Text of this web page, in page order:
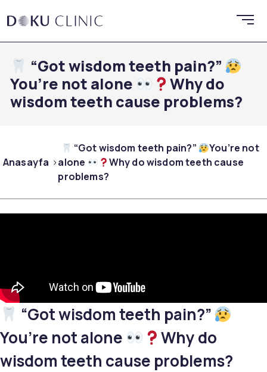
“Got wisdom teeth pain?”
You’re not alone
Why do
wisdom teeth cause problems?
Anasayfa
“Got wisdom teeth pain?”
You’re not
alone
Why do wisdom teeth cause
problems?
“Got wisdom teeth pain?”
You’re not alone
Why do
wisdom teeth cause problems?